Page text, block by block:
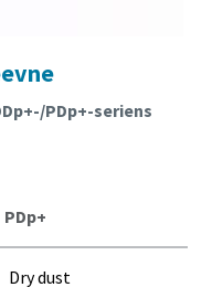
PDp+-seriens
PDp+
Dry dust